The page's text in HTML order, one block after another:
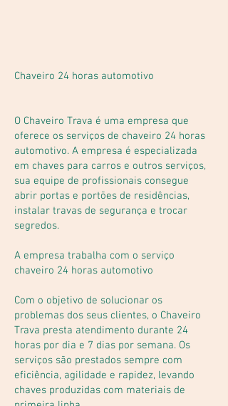
Chaveiro 24 horas automotivo
O Chaveiro Trava é uma empresa que
oferece os serviços de chaveiro 24 horas
automotivo. A empresa é especializada
em chaves para carros e outros serviços,
sua equipe de profissionais consegue
abrir portas e portões de residências,
instalar travas de segurança e trocar
segredos.
A empresa trabalha com o serviço
chaveiro 24 horas automotivo
Com o objetivo de solucionar os
problemas dos seus clientes, o Chaveiro
Trava presta atendimento durante 24
horas por dia e 7 dias por semana. Os
serviços são prestados sempre com
eficiência, agilidade e rapidez, levando
chaves produzidas com materiais de